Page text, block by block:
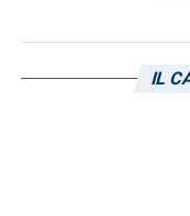
assolutamente
sperare in una
IL